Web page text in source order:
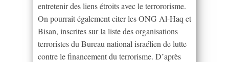
entretenir des liens étroits avec le terrororisme.
On pourrait également citer les ONG Al-Haq et
Bisan, inscrites sur la liste des organisations
terroristes du Bureau national israélien de lutte
contre le financement du terrorisme. D’après